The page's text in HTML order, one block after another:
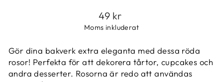
Ordinarie
pris
49 kr
Moms inkluderat
Gör dina bakverk extra eleganta med dessa röda
rosor! Perfekta för att dekorera tårtor, cupcakes och
andra desserter. Rosorna är redo att användas